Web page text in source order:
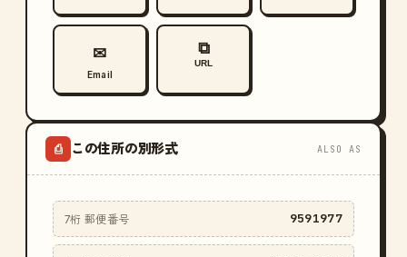
✉
Email
⧉
URL
⎙ この住所の別形式 ALSO AS
7桁 郵便番号 9591977